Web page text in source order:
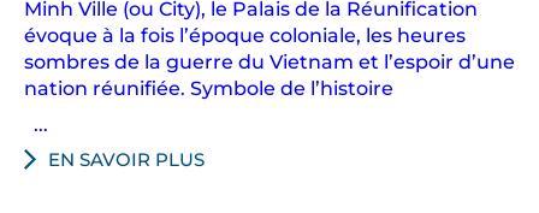
Minh Ville (ou City), le Palais de la Réunification
évoque à la fois l’époque coloniale, les heures
sombres de la guerre du Vietnam et l’espoir d’une
nation réunifiée. Symbole de l’histoire
...
EN SAVOIR PLUS